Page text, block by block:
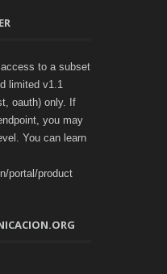
to a subset
limited v1.1
oauth) only. If
you may
You can learn
portal/product